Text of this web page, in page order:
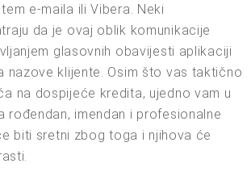
e-maila ili Vibera. Neki
da je ovaj oblik komunikacije
glasovnih obavijesti aplikaciji
nazove klijente. Osim što vas taktično
na dospijeće kredita, ujedno vam u
rođendan, imendan i profesionalne
biti sretni zbog toga i njihova će